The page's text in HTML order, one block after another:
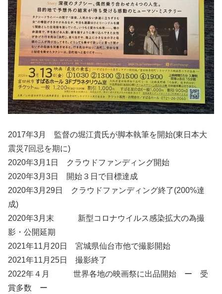
2017年3月 監督の堀江貴氏が脚本執筆を開始(東日本大
震災7回忌を期に)
2020年3月1日 クラウドファンディング開始
2020年3月3日 開始３日で目標達成
2020年3月29日 クラウドファンディング終了(200%達
成)
2020年3月末 新型コロナウイルス感染拡大の為撮
影・公開延期
2021年11月20日 宮城県仙台市他で撮影開始
2021年11月25日 撮影終了
2022年４月 世界各地の映画祭に出品開始 ー 受
賞多数 ー